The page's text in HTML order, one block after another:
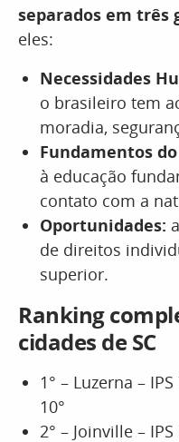
separados em três
eles:
Necessidades
o brasileiro tem
moradia,
Fundamentos
à educação
contato com a
Oportunidades:
de direitos
superior.
Ranking
cidades de SC
1° – Luzerna –
10°
2° – Joinville –